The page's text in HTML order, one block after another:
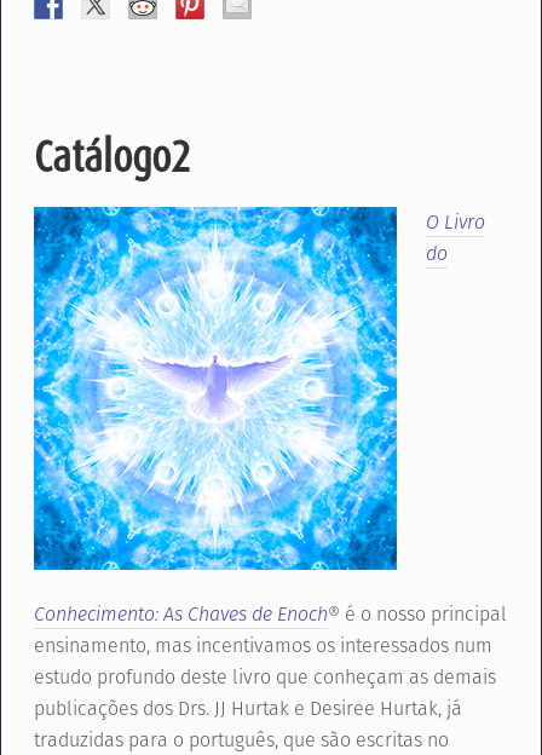
Catálogo2
O Livro
do
Conhecimento: As Chaves de Enoch® é o nosso principal
ensinamento, mas incentivamos os interessados num
estudo profundo deste livro que conheçam as demais
publicações dos Drs. JJ Hurtak e Desiree Hurtak, já
traduzidas para o português, que são escritas no